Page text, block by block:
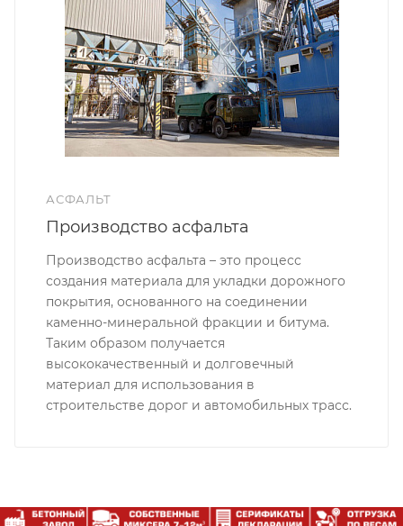
АСФАЛЬТ
Производство асфальта
Производство асфальта – это процесс
создания материала для укладки дорожного
покрытия, основанного на соединении
каменно-минеральной фракции и битума.
Таким образом получается
высококачественный и долговечный
материал для использования в
строительстве дорог и автомобильных трасс.